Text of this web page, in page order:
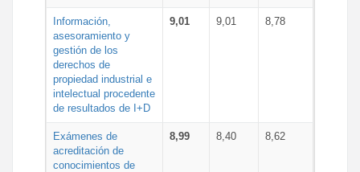
Información,
asesoramiento y
gestión de los
derechos de
propiedad industrial e
intelectual procedente
de resultados de I+D
9,01 9,01 8,78
Exámenes de
acreditación de
conocimientos de
8,99 8,40 8,62